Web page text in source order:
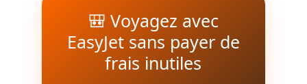
🎒 Voyagez avec
EasyJet sans payer de
frais inutiles